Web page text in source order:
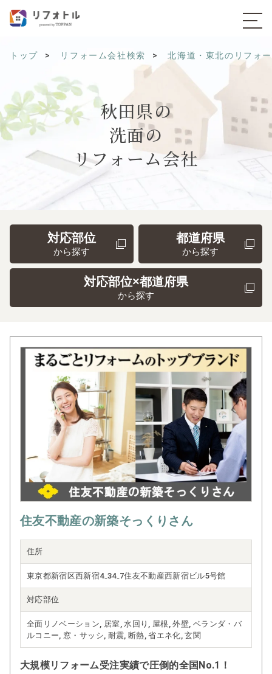
トップ リフォーム会社検索 北海道・東北のリフォ
秋田県の
洗面の
リフォーム会社
対応部位
から探す
都道府県
から探す
対応部位×都道府県
から探す
住友不動産の新築そっくりさん
住所
東京都新宿区西新宿4₋34₋7住友不動産西新宿ビル5号館
対応部位
全面リノベーション, 居室, 水回り, 屋根, 外壁, ベランダ・バ
ルコニー, 窓・サッシ, 耐震, 断熱, 省エネ化, 玄関
大規模リフォーム受注実績で圧倒的全国No.1！